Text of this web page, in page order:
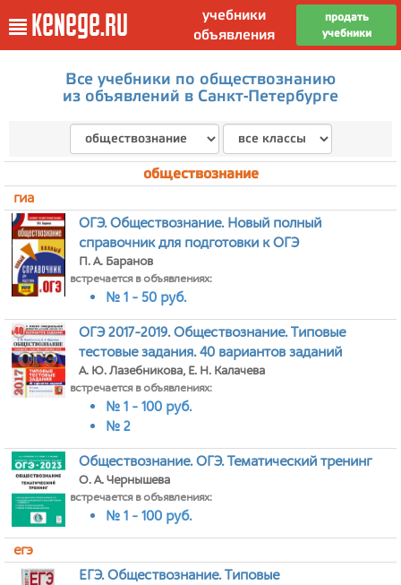
kenege.ru
учебники
объявления
продать
учебники
Все учебники по обществознанию
из объявлений в Санкт-Петербурге
обществознание
гиа
ОГЭ. Обществознание. Новый полный
справочник для подготовки к ОГЭ
П. А. Баранов
встречается в объявлениях:
№ 1 - 50 руб.
ОГЭ 2017-2019. Обществознание. Типовые
тестовые задания. 40 вариантов заданий
А. Ю. Лазебникова, Е. Н. Калачева
встречается в объявлениях:
№ 1 - 100 руб.
№ 2
Обществознание. ОГЭ. Тематический тренинг
О. А. Чернышева
встречается в объявлениях:
№ 1 - 100 руб.
егэ
ЕГЭ. Обществознание. Типовые